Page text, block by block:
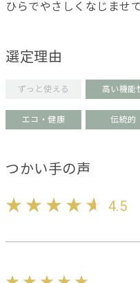
ひらでやさしくなじませ
選定理由
ずっと使える 高い機能
エコ・健康 伝統的
つかい手の声
4.5